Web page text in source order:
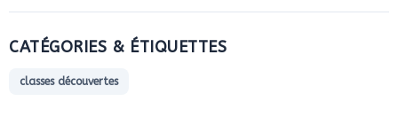
CATÉGORIES & ÉTIQUETTES
classes découvertes